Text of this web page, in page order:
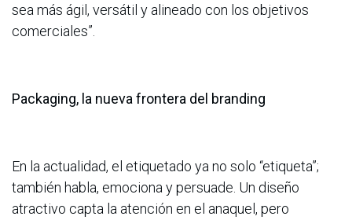
sea más ágil, versátil y alineado con los objetivos
comerciales”.
Packaging, la nueva frontera del branding
En la actualidad, el etiquetado ya no solo “etiqueta”;
también habla, emociona y persuade. Un diseño
atractivo capta la atención en el anaquel, pero